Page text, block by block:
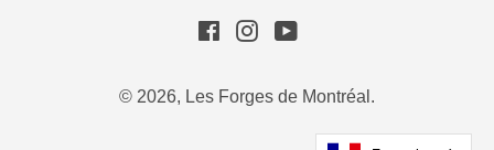
Facebook
InstagramYouTube
© 2026, Les Forges de Montréal .